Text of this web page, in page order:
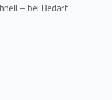
– bei Bedarf